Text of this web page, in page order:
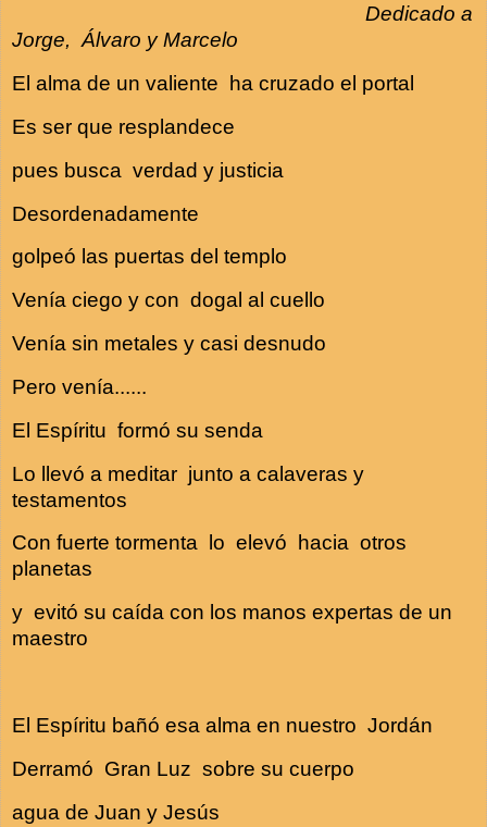
Dedicado a
Jorge, Álvaro y Marcelo
El alma de un valiente ha cruzado el portal
Es ser que resplandece
pues busca verdad y justicia
Desordenadamente
golpeó las puertas del templo
Venía ciego y con dogal al cuello
Venía sin metales y casi desnudo
Pero venía......
El Espíritu formó su senda
Lo llevó a meditar junto a calaveras y
testamentos
Con fuerte tormenta lo elevó hacia otros
planetas
y evitó su caída con los manos expertas de un
maestro
El Espíritu bañó esa alma en nuestro Jordán
Derramó Gran Luz sobre su cuerpo
agua de Juan y Jesús